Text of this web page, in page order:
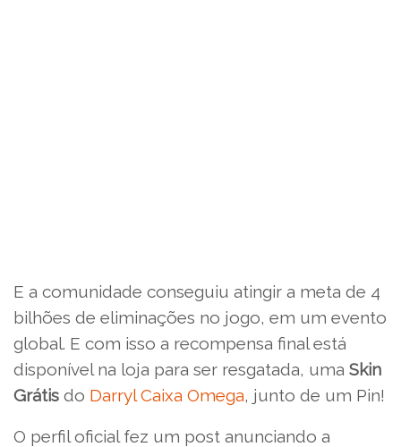
E a comunidade conseguiu atingir a meta de 4
bilhões de eliminações no jogo, em um evento
global. E com isso a recompensa final está
disponível na loja para ser resgatada, uma Skin
Grátis do Darryl Caixa Omega, junto de um Pin!
O perfil oficial fez um post anunciando a